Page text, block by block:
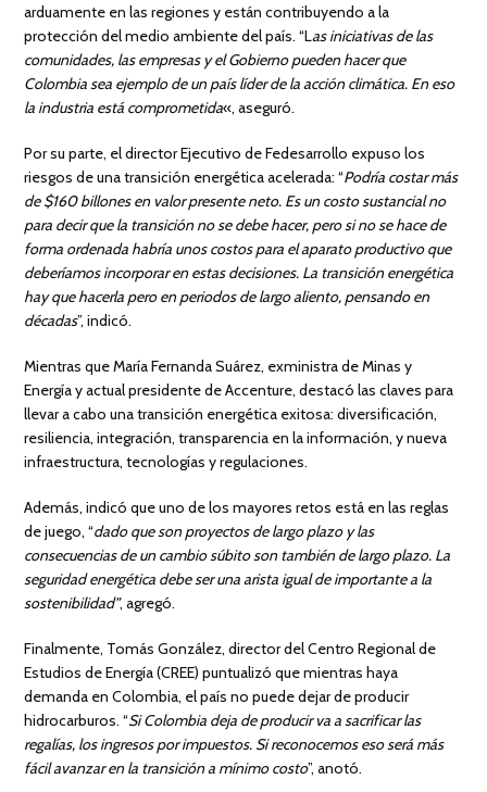
arduamente en las regiones y están contribuyendo a la
protección del medio ambiente del país. “Las iniciativas de las
comunidades, las empresas y el Gobierno pueden hacer que
Colombia sea ejemplo de un país líder de la acción climática. En eso
la industria está comprometida«, aseguró.
Por su parte, el director Ejecutivo de Fedesarrollo expuso los
riesgos de una transición energética acelerada: “Podría costar más
de $160 billones en valor presente neto. Es un costo sustancial no
para decir que la transición no se debe hacer, pero si no se hace de
forma ordenada habría unos costos para el aparato productivo que
deberíamos incorporar en estas decisiones. La transición energética
hay que hacerla pero en periodos de largo aliento, pensando en
décadas”, indicó.
Mientras que María Fernanda Suárez, exministra de Minas y
Energía y actual presidente de Accenture, destacó las claves para
llevar a cabo una transición energética exitosa: diversificación,
resiliencia, integración, transparencia en la información, y nueva
infraestructura, tecnologías y regulaciones.
Además, indicó que uno de los mayores retos está en las reglas
de juego, “dado que son proyectos de largo plazo y las
consecuencias de un cambio súbito son también de largo plazo. La
seguridad energética debe ser una arista igual de importante a la
sostenibilidad”, agregó.
Finalmente, Tomás González, director del Centro Regional de
Estudios de Energía (CREE) puntualizó que mientras haya
demanda en Colombia, el país no puede dejar de producir
hidrocarburos. “Si Colombia deja de producir va a sacrificar las
regalías, los ingresos por impuestos. Si reconocemos eso será más
fácil avanzar en la transición a mínimo costo”, anotó.